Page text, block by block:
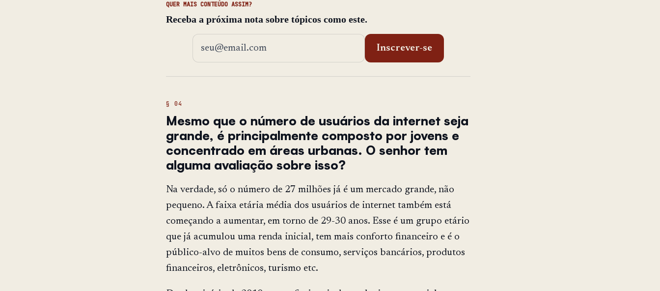
QUER MAIS CONTEÚDO ASSIM?
Receba a próxima nota sobre tópicos como este.
Endereço de email
Inscrever-se
Mesmo que o número de usuários da internet seja
grande, é principalmente composto por jovens e
concentrado em áreas urbanas. O senhor tem
alguma avaliação sobre isso?
Na verdade, só o número de 27 milhões já é um mercado grande, não
pequeno. A faixa etária média dos usuários de internet também está
começando a aumentar, em torno de 29-30 anos. Esse é um grupo etário
que já acumulou uma renda inicial, tem mais conforto financeiro e é o
público-alvo de muitos bens de consumo, serviços bancários, produtos
financeiros, eletrônicos, turismo etc.